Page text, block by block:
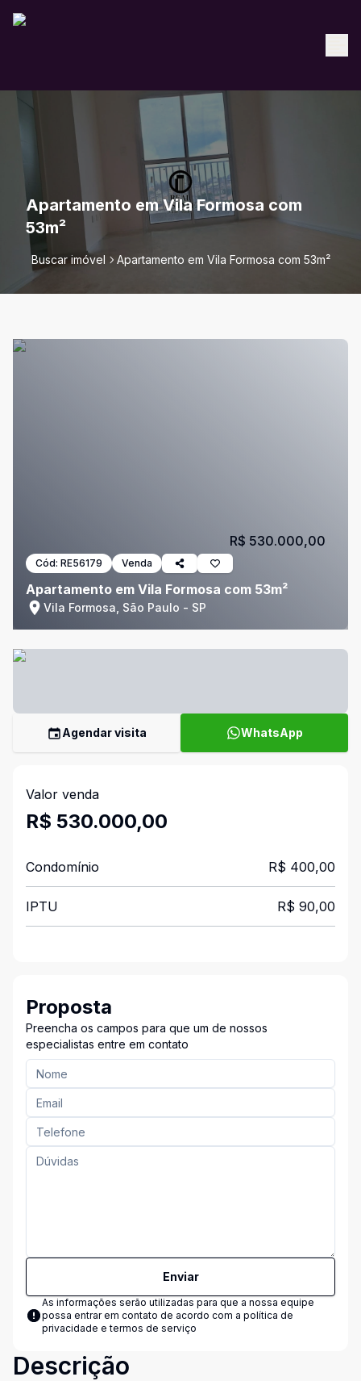
Apartamento em Vila Formosa com
53m²
Buscar imóvel Apartamento em Vila Formosa com 53m²
Cód: RE56179 Venda
Apartamento em Vila Formosa com 53m²
Vila Formosa, São Paulo - SP
R$ 530.000,00
Agendar visita WhatsApp
Valor venda
R$ 530.000,00
Condomínio R$ 400,00
IPTU R$ 90,00
Proposta
Preencha os campos para que um de nossos
especialistas entre em contato
Enviar
As informações serão utilizadas para que a nossa equipe
possa entrar em contato de acordo com a política de
privacidade e termos de serviço
Descrição